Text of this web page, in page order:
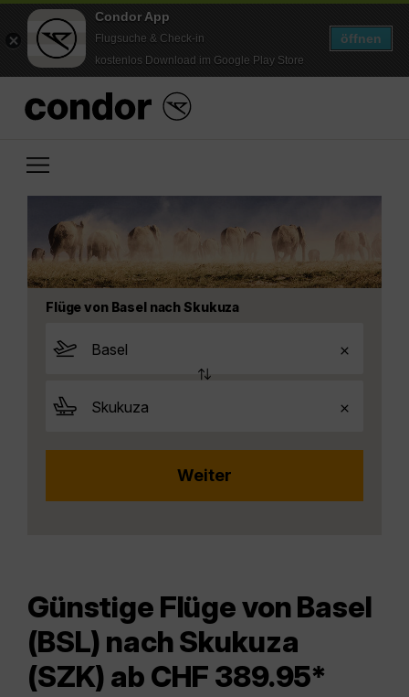
Condor App
Flugsuche & Check-in
kostenlos Download im Google Play Store
öffnen
Flüge von Basel nach Skukuza
Günstige Flüge von Basel
(BSL) nach Skukuza
(SZK) ab CHF 389.95*